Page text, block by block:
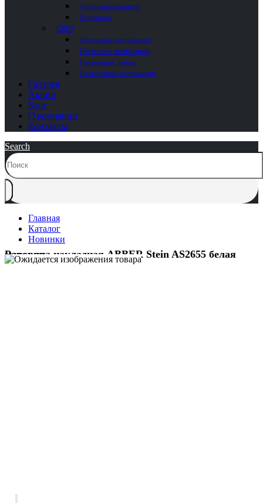
Полотенцесушители
Радиаторы
СВЕТ
Напольные светильники
Настенные светильники
Настольные лампы
Потолочные светильники
Галерея
Акции
Блог
О компании
Контакты
Search
Главная
Каталог
Новинки
Раковина накладная ABBER Stein AS2655 белая матовая